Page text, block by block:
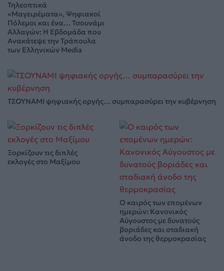
Τηλεοπτικά
«Μαγειρέματα», Ψηφιακοί
Πόλεμοι και ένα… Τσουνάμι
Αλλαγών: Η Εβδομάδα που
Ανακάτεψε την Τράπουλα
των Ελληνικών Media
ΤΣΟΥΝΑΜΙ ψηφιακής οργής… συμπαρασύρει την κυβέρνηση
Ξορκίζουν τις διπλές
εκλογές στο Μαξίμου
Ο καιρός των επομένων
ημερών: Κανονικός
Αύγουστος με δυνατούς
βοριάδες και σταδιακή
άνοδο της θερμοκρασίας